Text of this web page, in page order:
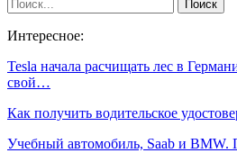
Интересное:
Tesla начала расчищать лес в
свой…
Как получить водительское
Учебный автомобиль, Saab и